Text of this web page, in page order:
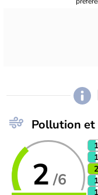
Pollution
2 /6
1
1
2
1
1